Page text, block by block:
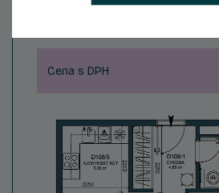
Cena s DPH